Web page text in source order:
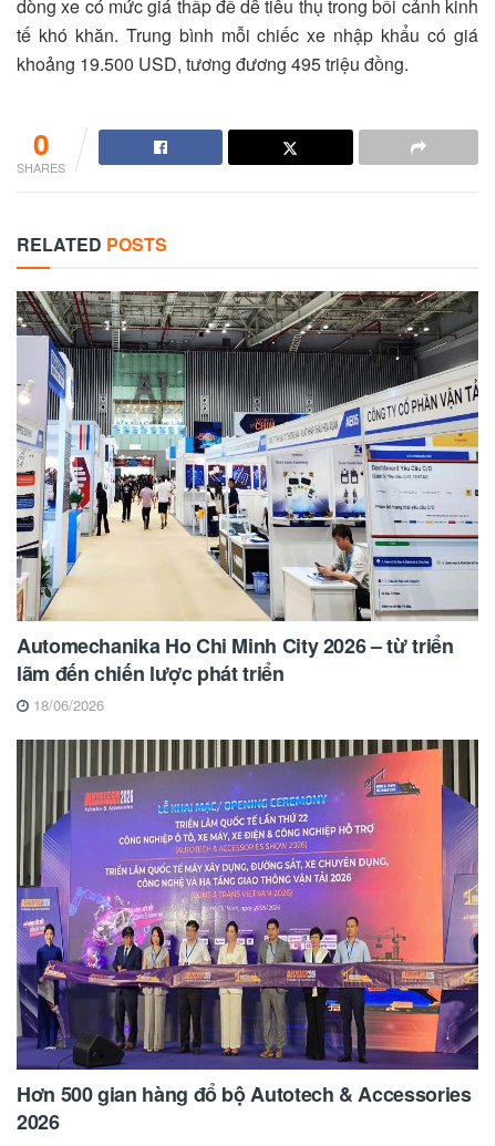
dòng xe có mức giá thấp để dễ tiêu thụ trong bối cảnh kinh
tế khó khăn. Trung bình mỗi chiếc xe nhập khẩu có giá
khoảng 19.500 USD, tương đương 495 triệu đồng.
0
SHARES
RELATED POSTS
Automechanika Ho Chi Minh City 2026 – từ triển
lãm đến chiến lược phát triển
18/06/2026
Hơn 500 gian hàng đổ bộ Autotech & Accessories
2026